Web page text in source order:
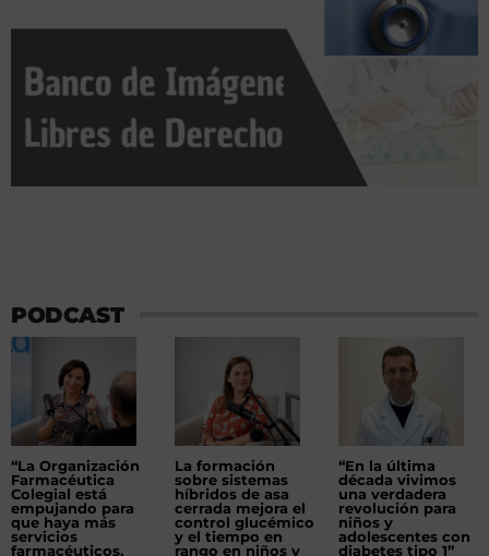
PODCAST
“La Organización
Farmacéutica
Colegial está
empujando para
que haya más
servicios
farmacéuticos,
La formación
sobre sistemas
híbridos de asa
cerrada mejora el
control glucémico
y el tiempo en
rango en niños y
“En la última
década vivimos
una verdadera
revolución para
niños y
adolescentes con
diabetes tipo 1”